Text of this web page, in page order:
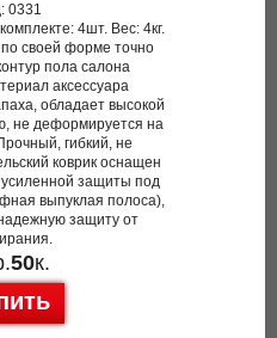
0331
4шт. Вес: 4кг.
своей форме точно
пола салона
аксессуара
обладает высокой
не деформируется на
гибкий, не
коврик оснащен
защиты под
выпуклая полоса),
защиту от
50к.